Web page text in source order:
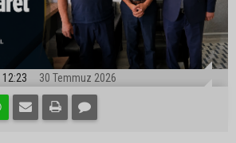
12:23 30 Temmuz 2026